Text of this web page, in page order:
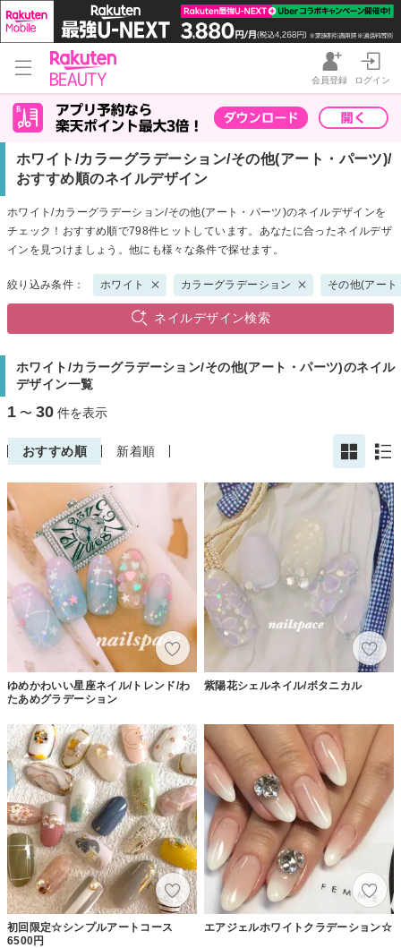
会員登録 ログイン
ホワイト/カラーグラデーション/その他(アート・パーツ)/
おすすめ順のネイルデザイン
ホワイト/カラーグラデーション/その他(アート・パーツ)のネイルデザインを
チェック！おすすめ順で798件ヒットしています。あなたに合ったネイルデザ
インを見つけましょう。他にも様々な条件で探せます。
絞り込み条件： ホワイト カラーグラデーション その他(アー
ネイルデザイン検索
ホワイト/カラーグラデーション/その他(アート・パーツ)のネイル
デザイン一覧
1 〜 30 件を表示
おすすめ順 新着順
ゆめかわいい星座ネイル/トレンド/わ
たあめグラデーション
紫陽花シェルネイル/ボタニカル
初回限定☆シンプルアートコース
6500円
エアジェルホワイトクラデーション☆